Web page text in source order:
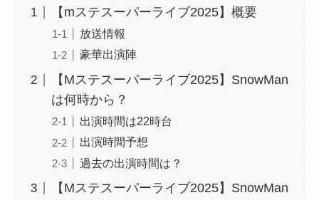
【mステスーパーライブ2025】概要
放送情報
豪華出演陣
【Mステスーパーライブ2025】SnowMan
は何時から？
出演時間は22時台
出演時間予想
過去の出演時間は？
【Mステスーパーライブ2025】SnowMan